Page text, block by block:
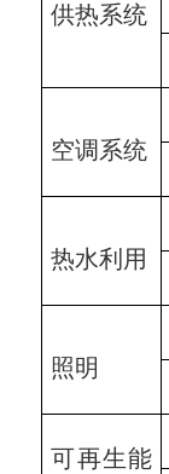
供热系统
空调系统
热水利用
照明
可再生能